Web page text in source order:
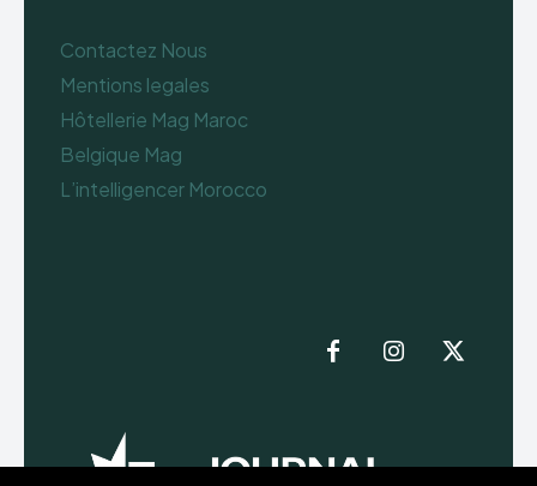
Contactez Nous
Mentions legales
Hôtellerie Mag Maroc
Belgique Mag
L’intelligencer Morocco